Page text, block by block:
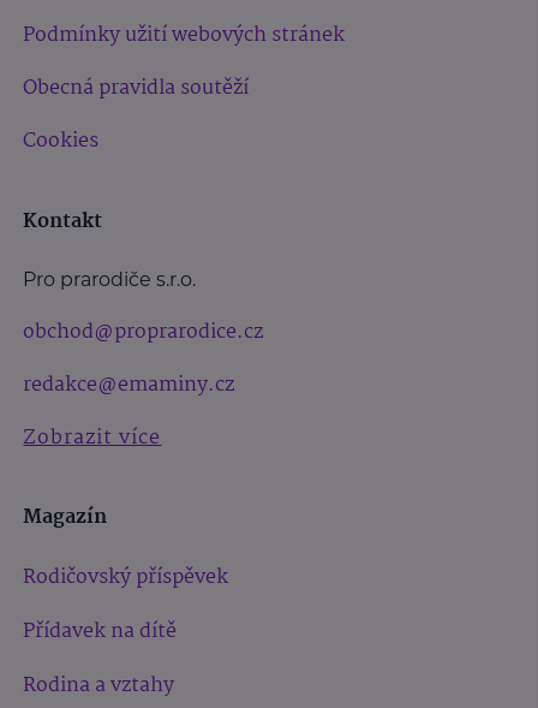
Podmínky užití webových stránek
Obecná pravidla soutěží
Cookies
Kontakt
Pro prarodiče s.r.o.
obchod@proprarodice.cz
redakce@emaminy.cz
Zobrazit více
Magazín
Rodičovský příspěvek
Přídavek na dítě
Rodina a vztahy